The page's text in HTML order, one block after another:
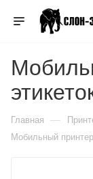
Главная —
Мобильный